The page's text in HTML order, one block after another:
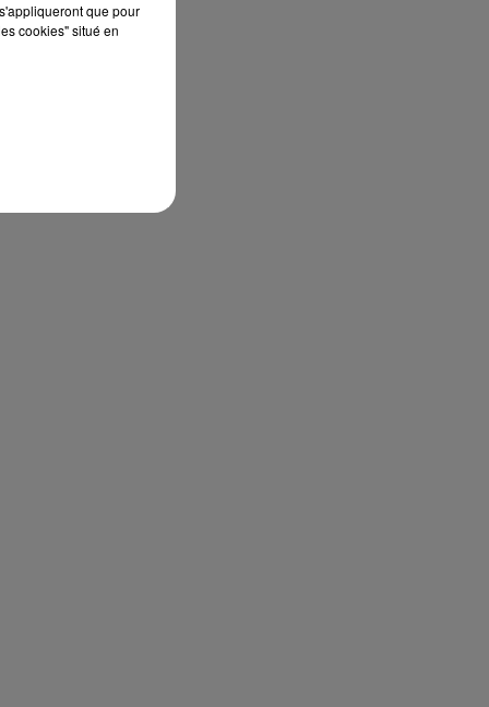
que pour
cookies" situé en